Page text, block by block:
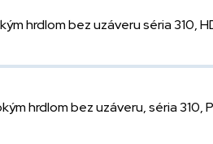
hrdlom bez uzáveru séria 310,
hrdlom bez uzáveru, séria 310,